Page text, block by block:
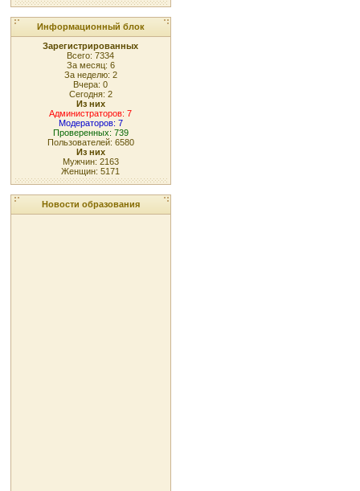
Информационный блок
Зарегистрированных
Всего: 7334
За месяц: 6
За неделю: 2
Вчера: 0
Сегодня: 2
Из них
Администраторов: 7
Модераторов: 7
Проверенных: 739
Пользователей: 6580
Из них
Мужчин: 2163
Женщин: 5171
Новости образования